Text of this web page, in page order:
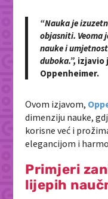
“Nauka je
objasniti. Veoma
nauke i
duboka.”, izjavio
Oppenheimer.
Ovom izjavom,
dimenziju nauke,
korisne već i
elegancijom i
Primjeri
lijepih